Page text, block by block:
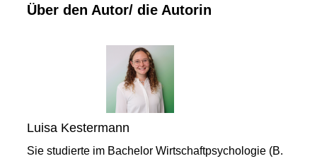
Über den Autor/ die Autorin
Luisa Kestermann
Sie studierte im Bachelor Wirtschaftpsychologie (B.